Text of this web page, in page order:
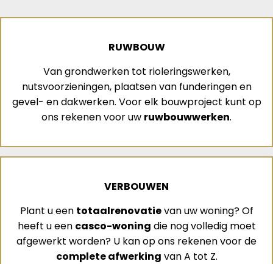
RUWBOUW
Van grondwerken tot rioleringswerken,
nutsvoorzieningen, plaatsen van funderingen en
gevel- en dakwerken. Voor elk bouwproject kunt op
ons rekenen voor uw ruwbouwwerken.
VERBOUWEN
Plant u een totaalrenovatievan uw woning? Of
heeft u een casco-woning die nog volledig moet
afgewerkt worden? U kan op ons rekenen voor de
complete afwerking van A tot Z.